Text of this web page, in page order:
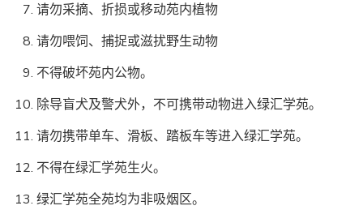
请勿采摘、折损或移动苑内植物
请勿喂饲、捕捉或滋扰野生动物
不得破坏苑内公物。
除导盲犬及警犬外，不可携带动物进入绿汇学苑。
请勿携带单车、滑板、踏板车等进入绿汇学苑。
不得在绿汇学苑生火。
绿汇学苑全苑均为非吸烟区。